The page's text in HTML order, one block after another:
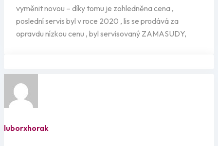
vyměnit novou – díky tomu je zohledněna cena ,
poslední servis byl v roce 2020 , lis se prodává za
opravdu nízkou cenu , byl servisovaný ZAMASUDY,
luborxhorak